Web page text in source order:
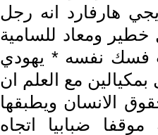
هارفارد انه رجل
ومعاد للسامية
فسك نفسه * يهودي
مع العلم ان
الانسان ويطبقها
ضبابيا اتجاه